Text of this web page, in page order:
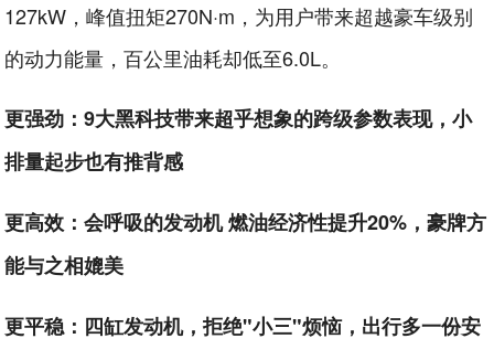
127kW，峰值扭矩270N·m，为用户带来超越豪车级别
的动力能量，百公里油耗却低至6.0L。
更强劲：9大黑科技带来超乎想象的跨级参数表现，小
排量起步也有推背感
更高效：会呼吸的发动机 燃油经济性提升20%，豪牌方
能与之相媲美
更平稳：四缸发动机，拒绝"小三"烦恼，出行多一份安